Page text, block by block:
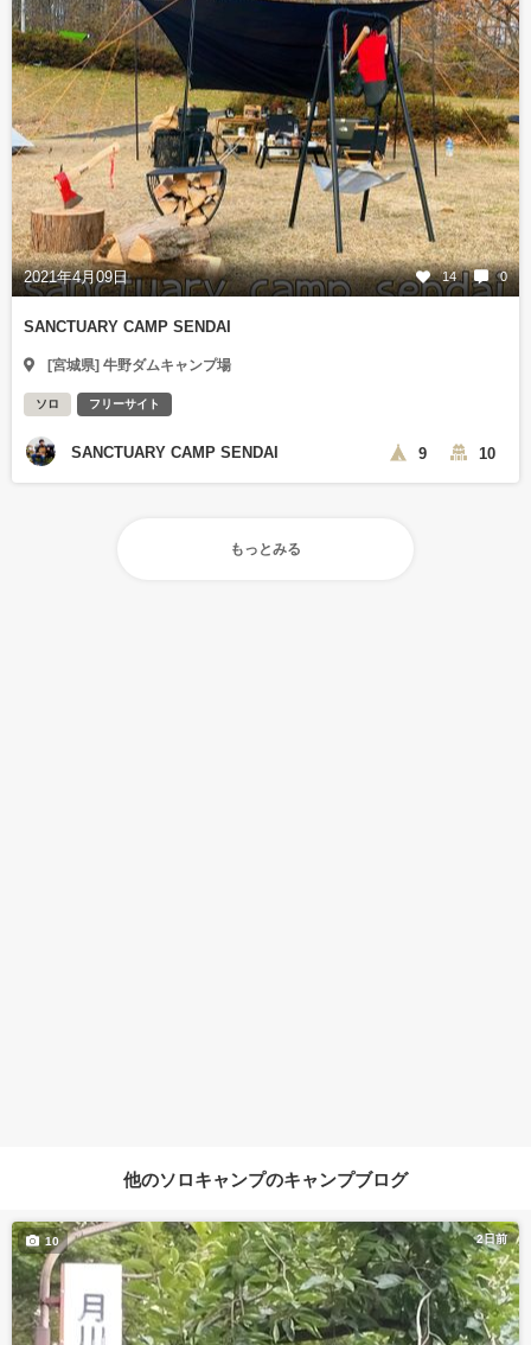
2021年4月09日 14 0
SANCTUARY CAMP SENDAI
[宮城県] 牛野ダムキャンプ場
ソロ フリーサイト
SANCTUARY CAMP SENDAI 9 10
もっとみる
他のソロキャンプのキャンプブログ
2日前
10